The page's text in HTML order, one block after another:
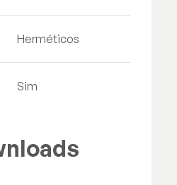
Herméticos
Sim